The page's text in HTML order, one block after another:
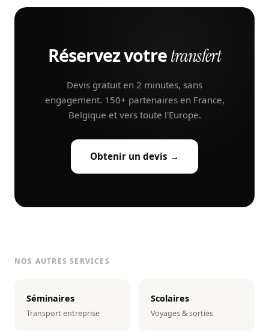
Réservez votretransfert
Devis gratuit en 2 minutes, sans
engagement. 150+ partenaires en France,
Belgique et vers toute l'Europe.
Obtenir un devis →
NOS AUTRES SERVICES
Séminaires
Transport entreprise
Scolaires
Voyages & sorties